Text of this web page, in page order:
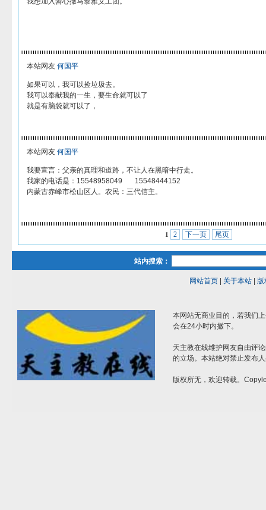
本站网友 何国平
如果可以，我可以捡垃圾去。
我可以奉献我的一生，要生命就可以了
就是有脑袋就可以了，
本站网友 何国平
我要宣言：父亲的真理和道路，不让人在黑暗中行走。
我家的电话是：15548958049 15548444152
内蒙古赤峰市松山区人。农民：三代信主。
1 2 下一页 尾页
站内搜索：
网站首页| 关于本站| 版
本网站无商业目的，若我们
会在24小时内撤下。
天主教在线维护网友自由评
的立场。本站绝对禁止发布
版权所无，欢迎转载。